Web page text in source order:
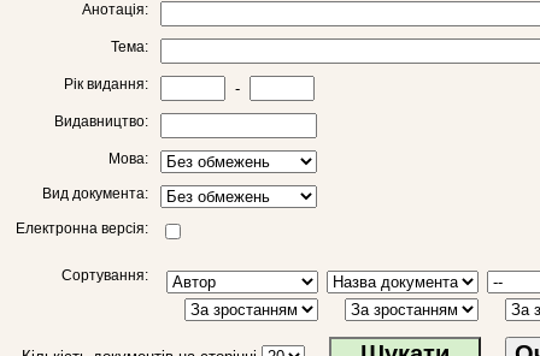
Анотація:
Тема:
Рік видання: -
Видавництво:
Мова:
Вид документа:
Електронна версія:
Сортування: